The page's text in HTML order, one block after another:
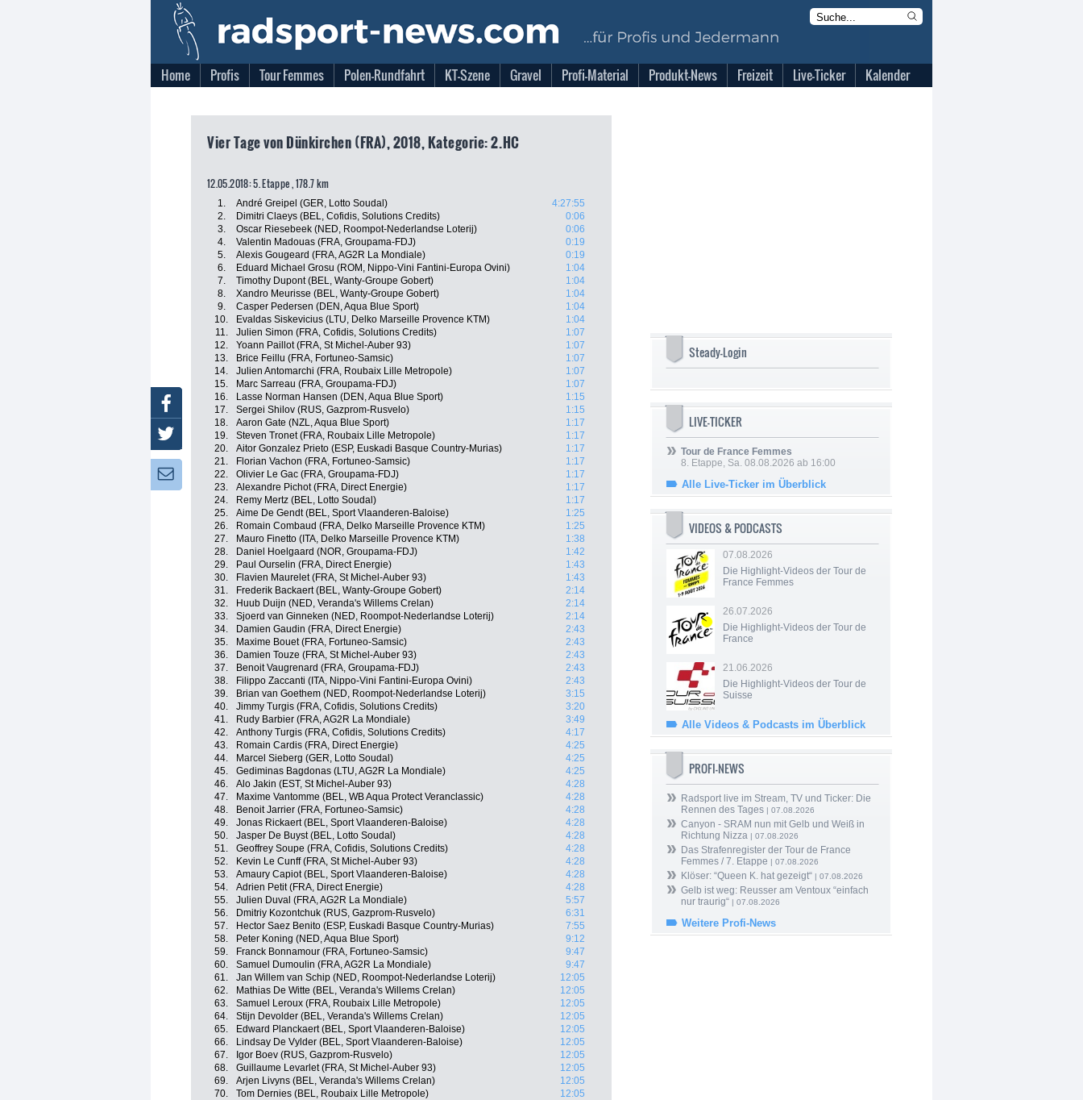
Home Profis Tour Femmes Polen-Rundfahrt KT-Szene Gravel Profi-Material Produkt-News Freizeit Live-Ticker Kalender
Vier Tage von Dünkirchen (FRA), 2018, Kategorie: 2.HC
12.05.2018: 5. Etappe , 178.7 km
1. André Greipel (GER, Lotto Soudal)
4:27:55
2.
Dimitri Claeys (BEL, Cofidis, Solutions Credits)
0:06
3.
Oscar Riesebeek (NED, Roompot-Nederlandse Loterij)
0:06
4.
Valentin Madouas (FRA, Groupama-FDJ)
0:19
5.
Alexis Gougeard (FRA, AG2R La Mondiale)
0:19
6.
Eduard Michael Grosu (ROM, Nippo-Vini Fantini-Europa Ovini)
1:04
7.
Timothy Dupont (BEL, Wanty-Groupe Gobert)
1:04
8.
Xandro Meurisse (BEL, Wanty-Groupe Gobert)
1:04
9.
Casper Pedersen (DEN, Aqua Blue Sport)
1:04
10.
Evaldas Siskevicius (LTU, Delko Marseille Provence KTM)
1:04
11.
Julien Simon (FRA, Cofidis, Solutions Credits)
1:07
12.
Yoann Paillot (FRA, St Michel-Auber 93)
1:07
13.
Brice Feillu (FRA, Fortuneo-Samsic)
1:07
14.
Julien Antomarchi (FRA, Roubaix Lille Metropole)
1:07
15.
Marc Sarreau (FRA, Groupama-FDJ)
1:07
16.
Lasse Norman Hansen (DEN, Aqua Blue Sport)
1:15
17.
Sergei Shilov (RUS, Gazprom-Rusvelo)
1:15
18.
Aaron Gate (NZL, Aqua Blue Sport)
1:17
19.
Steven Tronet (FRA, Roubaix Lille Metropole)
1:17
20.
Aitor Gonzalez Prieto (ESP, Euskadi Basque Country-Murias)
1:17
21.
Florian Vachon (FRA, Fortuneo-Samsic)
1:17
22.
Olivier Le Gac (FRA, Groupama-FDJ)
1:17
23.
Alexandre Pichot (FRA, Direct Energie)
1:17
24.
Remy Mertz (BEL, Lotto Soudal)
1:17
25.
Aime De Gendt (BEL, Sport Vlaanderen-Baloise)
1:25
26.
Romain Combaud (FRA, Delko Marseille Provence KTM)
1:25
27.
Mauro Finetto (ITA, Delko Marseille Provence KTM)
1:38
28.
Daniel Hoelgaard (NOR, Groupama-FDJ)
1:42
29.
Paul Ourselin (FRA, Direct Energie)
1:43
30.
Flavien Maurelet (FRA, St Michel-Auber 93)
1:43
31.
Frederik Backaert (BEL, Wanty-Groupe Gobert)
2:14
32.
Huub Duijn (NED, Veranda's Willems Crelan)
2:14
33.
Sjoerd van Ginneken (NED, Roompot-Nederlandse Loterij)
2:14
34.
Damien Gaudin (FRA, Direct Energie)
2:43
35.
Maxime Bouet (FRA, Fortuneo-Samsic)
2:43
36.
Damien Touze (FRA, St Michel-Auber 93)
2:43
37.
Benoit Vaugrenard (FRA, Groupama-FDJ)
2:43
38.
Filippo Zaccanti (ITA, Nippo-Vini Fantini-Europa Ovini)
2:43
39.
Brian van Goethem (NED, Roompot-Nederlandse Loterij)
3:15
40.
Jimmy Turgis (FRA, Cofidis, Solutions Credits)
3:20
41.
Rudy Barbier (FRA, AG2R La Mondiale)
3:49
42.
Anthony Turgis (FRA, Cofidis, Solutions Credits)
4:17
43.
Romain Cardis (FRA, Direct Energie)
4:25
44.
Marcel Sieberg (GER, Lotto Soudal)
4:25
45.
Gediminas Bagdonas (LTU, AG2R La Mondiale)
4:25
46.
Alo Jakin (EST, St Michel-Auber 93)
4:28
47.
Maxime Vantomme (BEL, WB Aqua Protect Veranclassic)
4:28
48.
Benoit Jarrier (FRA, Fortuneo-Samsic)
4:28
49.
Jonas Rickaert (BEL, Sport Vlaanderen-Baloise)
4:28
50.
Jasper De Buyst (BEL, Lotto Soudal)
4:28
51.
Geoffrey Soupe (FRA, Cofidis, Solutions Credits)
4:28
52.
Kevin Le Cunff (FRA, St Michel-Auber 93)
4:28
53.
Amaury Capiot (BEL, Sport Vlaanderen-Baloise)
4:28
54.
Adrien Petit (FRA, Direct Energie)
4:28
55.
Julien Duval (FRA, AG2R La Mondiale)
5:57
56.
Dmitriy Kozontchuk (RUS, Gazprom-Rusvelo)
6:31
57.
Hector Saez Benito (ESP, Euskadi Basque Country-Murias)
7:55
58.
Peter Koning (NED, Aqua Blue Sport)
9:12
59.
Franck Bonnamour (FRA, Fortuneo-Samsic)
9:47
60.
Samuel Dumoulin (FRA, AG2R La Mondiale)
9:47
61.
Jan Willem van Schip (NED, Roompot-Nederlandse Loterij)
12:05
62.
Mathias De Witte (BEL, Veranda's Willems Crelan)
12:05
63.
Samuel Leroux (FRA, Roubaix Lille Metropole)
12:05
64.
Stijn Devolder (BEL, Veranda's Willems Crelan)
12:05
65.
Edward Planckaert (BEL, Sport Vlaanderen-Baloise)
12:05
66.
Lindsay De Vylder (BEL, Sport Vlaanderen-Baloise)
12:05
67.
Igor Boev (RUS, Gazprom-Rusvelo)
12:05
68.
Guillaume Levarlet (FRA, St Michel-Auber 93)
12:05
69.
Arjen Livyns (BEL, Veranda's Willems Crelan)
12:05
70.
Tom Dernies (BEL, Roubaix Lille Metropole)
12:05
Steady-Login
LIVE-TICKER
Tour de France Femmes
8. Etappe, Sa. 08.08.2026 ab 16:00
Alle Live-Ticker im Überblick
VIDEOS & PODCASTS
07.08.2026
Die Highlight-Videos der Tour de
France Femmes
26.07.2026
Die Highlight-Videos der Tour de
France
21.06.2026
Die Highlight-Videos der Tour de
Suisse
Alle Videos & Podcasts im Überblick
PROFI-NEWS
Radsport live im Stream, TV und Ticker: Die
Rennen des Tages | 07.08.2026
Canyon - SRAM nun mit Gelb und Weiß in
Richtung Nizza | 07.08.2026
Das Strafenregister der Tour de France
Femmes / 7. Etappe | 07.08.2026
Klöser: “Queen K. hat gezeigt“ | 07.08.2026
Gelb ist weg: Reusser am Ventoux “einfach
nur traurig“ | 07.08.2026
Weitere Profi-News
Facebook
Twitter
Newsletter: